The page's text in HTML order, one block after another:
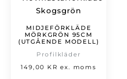
MIDJEFÖRKLÄDE
MÖRKGRÖN 95CM
(UTGÅENDE MODELL)
Profilkläder
149,00 KR ex. moms